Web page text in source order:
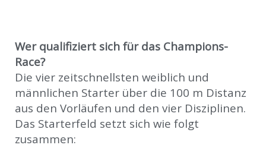
Wer qualifiziert sich für das Champions-
Race?
Die vier zeitschnellsten weiblich und
männlichen Starter über die 100 m Distanz
aus den Vorläufen und den vier Disziplinen.
Das Starterfeld setzt sich wie folgt
zusammen: